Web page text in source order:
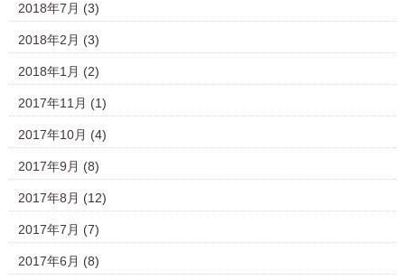
2018年7月 (3)
2018年2月 (3)
2018年1月 (2)
2017年11月 (1)
2017年10月 (4)
2017年9月 (8)
2017年8月 (12)
2017年7月 (7)
2017年6月 (8)